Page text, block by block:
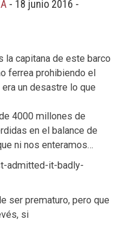
- 18 junio 2016 -
la capitana de este barco
ferrea prohibiendo el
un desastre lo que
4000 millones de
en el balance de
ni nos enteramos…
admitted-it-badly-
ser prematuro, pero que
si